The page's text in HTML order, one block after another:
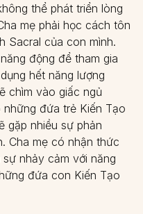
thể phát triển lòng
mẹ phải học cách tôn
Sacral của con mình.
động để tham gia
hết năng lượng
chìm vào giấc ngủ
đứa trẻ Kiến Tạo
gặp nhiều sự phản
Cha mẹ có nhận thức
nhảy cảm với năng
đứa con Kiến Tạo